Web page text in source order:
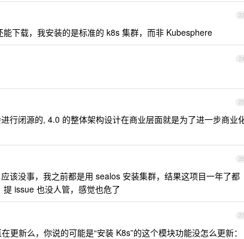
23
下载，我安装的是标准的 k8s 集群，而非 Kubesphere
24
25
行闭源的, 4.0 的整体架构设计在商业层面就是为了进一步商业
26
该没事，我之前都是用 sealos 安装集群，结果这项目一年了都
issue 也没人管，感觉也危了
27
更新么，你说的可能是“安装 K8s”的这个模块功能没怎么更新：